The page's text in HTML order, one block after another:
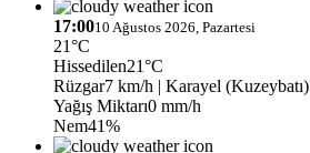
17:0010 Ağustos 2026, Pazartesi
21°C
Hissedilen21°C
Rüzgar7 km/h | Karayel (Kuzeybatı)
Yağış Miktarı0 mm/h
Nem41%